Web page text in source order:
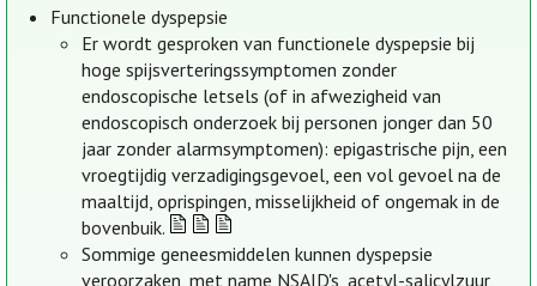
Functionele dyspepsie
Er wordt gesproken van functionele dyspepsie bij
hoge spijsverteringssymptomen zonder
endoscopische letsels (of in afwezigheid van
endoscopisch onderzoek bij personen jonger dan 50
jaar zonder alarmsymptomen): epigastrische pijn, een
vroegtijdig verzadigingsgevoel, een vol gevoel na de
maaltijd, oprispingen, misselijkheid of ongemak in de
bovenbuik.
Sommige geneesmiddelen kunnen dyspepsie
veroorzaken, met name NSAID's, acetyl-salicylzuur,